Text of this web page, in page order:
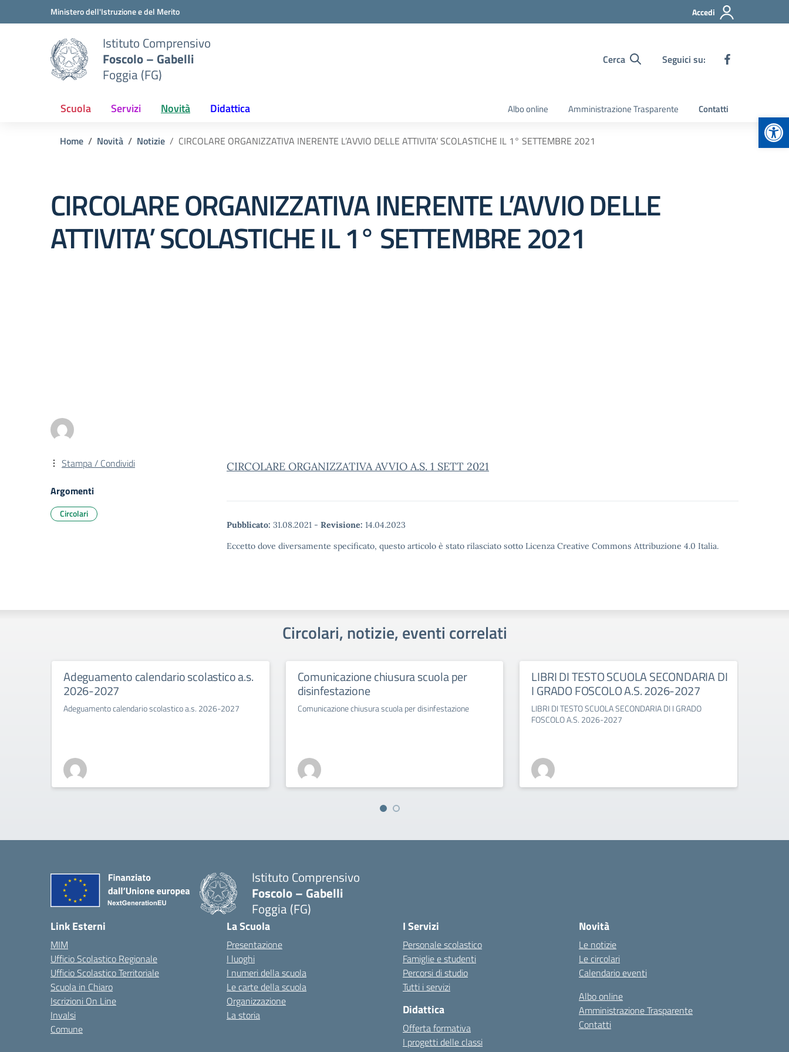
Vai ai contenuti
Vai al menu di navigazioneMinistero dell'Istruzione e del Merito Accedi
Istituto Comprensivo
Foscolo – Gabelli
Foggia (FG)
Cerca Seguici su:
Scuola Servizi Novità Didattica Albo online Amministrazione Trasparente Contatti
Home Novità Notizie CIRCOLARE ORGANIZZATIVA INERENTE L’AVVIO DELLE ATTIVITA’ SCOLASTICHE IL 1° SETTEMBRE 2021
CIRCOLARE ORGANIZZATIVA INERENTE L’AVVIO DELLE
ATTIVITA’ SCOLASTICHE IL 1° SETTEMBRE 2021
CIRCOLARE ORGANIZZATIVA AVVIO A.S. 1 SETT 2021
Pubblicato: 31.08.2021 - Revisione: 14.04.2023
Eccetto dove diversamente specificato, questo articolo è stato rilasciato sotto Licenza Creative Commons Attribuzione 4.0 Italia.
Stampa / Condividi
Argomenti
Circolari
Circolari, notizie, eventi correlati
Adeguamento calendario scolastico a.s.
2026-2027
Adeguamento calendario scolastico a.s. 2026-2027
Comunicazione chiusura scuola per
disinfestazione
Comunicazione chiusura scuola per disinfestazione
LIBRI DI TESTO SCUOLA SECONDARIA DI
I GRADO FOSCOLO A.S. 2026-2027
LIBRI DI TESTO SCUOLA SECONDARIA DI I GRADO
FOSCOLO A.S. 2026-2027
Istituto Comprensivo
Foscolo – Gabelli
Foggia (FG)
— Visita la pagina iniziale della scuola
Link Esterni
MIM
Ufficio Scolastico Regionale
Ufficio Scolastico Territoriale
Scuola in Chiaro
Iscrizioni On Line
Invalsi
Comune
La Scuola
Presentazione
I luoghi
I numeri della scuola
Le carte della scuola
Organizzazione
La storia
I Servizi
Personale scolastico
Famiglie e studenti
Percorsi di studio
Tutti i servizi
Didattica
Offerta formativa
I progetti delle classi
Novità
Le notizie
Le circolari
Calendario eventi
Albo online
Amministrazione Trasparente
Contatti